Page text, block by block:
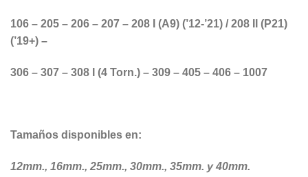
106 – 205 – 206 – 207 – 208 I (A9) (’12-’21) / 208 II (P21)
(’19+) –
306 – 307 – 308 I (4 Torn.) – 309 – 405 – 406 – 1007
Tamaños disponibles en:
12mm., 16mm., 25mm., 30mm., 35mm. y 40mm.